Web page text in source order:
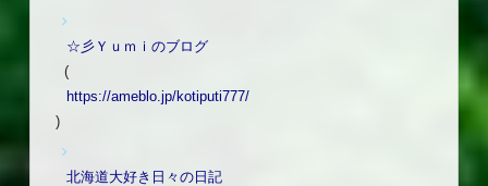
☆彡Ｙｕｍｉのブログ
(
https://ameblo.jp/kotiputi777/
)
北海道大好き日々の日記